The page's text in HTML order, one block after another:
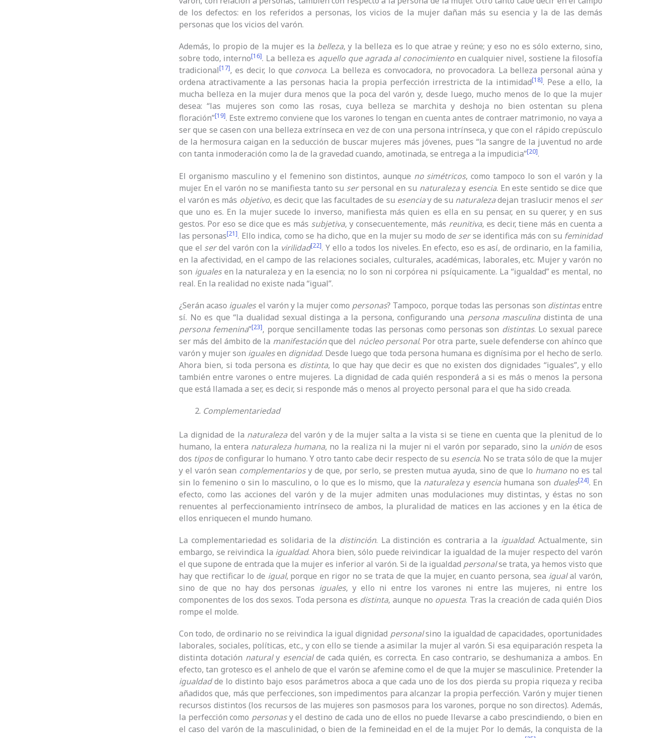
de los defectos: en los referidos a personas, los vicios de la mujer dañan más su esencia y la de las demás
personas que los vicios del varón.
Además, lo propio de la mujer es la belleza, y la belleza es lo que atrae y reúne; y eso no es sólo externo, sino,
sobre todo, interno[16]. La belleza es aquello que agrada al conocimientoen cualquier nivel, sostiene la filosofía
tradicional[17], es decir, lo que convoca. La belleza es convocadora, no provocadora. La belleza personal aúna y
ordena atractivamente a las personas hacia la propia perfección irrestricta de la intimidad[18]. Pese a ello, la
mucha belleza en la mujer dura menos que la poca del varón y, desde luego, mucho menos de lo que la mujer
desea: “las mujeres son como las rosas, cuya belleza se marchita y deshoja no bien ostentan su plena
floración”[19]. Este extremo conviene que los varones lo tengan en cuenta antes de contraer matrimonio, no vaya a
ser que se casen con una belleza extrínseca en vez de con una persona intrínseca, y que con el rápido crepúsculo
de la hermosura caigan en la seducción de buscar mujeres más jóvenes, pues “la sangre de la juventud no arde
con tanta inmoderación como la de la gravedad cuando, amotinada, se entrega a la impudicia”[20].
El organismo masculino y el femenino son distintos, aunque no simétricos, como tampoco lo son el varón y la
mujer. En el varón no se manifiesta tanto su serpersonal en su naturalezay esencia. En este sentido se dice que
el varón es más objetivo, es decir, que las facultades de su esenciay de su naturalezadejan traslucir menos el ser
que uno es. En la mujer sucede lo inverso, manifiesta más quien es ella en su pensar, en su querer, y en sus
gestos. Por eso se dice que es más subjetiva, y consecuentemente, más reunitiva, es decir, tiene más en cuenta a
las personas[21]. Ello indica, como se ha dicho, que en la mujer su modo de serse identifica más con su feminidad
que el serdel varón con la virilidad[22]. Y ello a todos los niveles. En efecto, eso es así, de ordinario, en la familia,
en la afectividad, en el campo de las relaciones sociales, culturales, académicas, laborales, etc. Mujer y varón no
son igualesen la naturaleza y en la esencia; no lo son ni corpórea ni psíquicamente. La “igualdad” es mental, no
real. En la realidad no existe nada “igual”.
¿Serán acaso igualesel varón y la mujer como personas? Tampoco, porque todas las personas son distintasentre
sí. No es que “la dualidad sexual distinga a la persona, configurando una persona masculinadistinta de una
persona femenina”[23], porque sencillamente todas las personas como personas son distintas. Lo sexual parece
ser más del ámbito de la manifestaciónque del núcleo personal. Por otra parte, suele defenderse con ahínco que
varón y mujer son igualesen dignidad. Desde luego que toda persona humana es dignísima por el hecho de serlo.
Ahora bien, si toda persona es distinta, lo que hay que decir es que no existen dos dignidades “iguales”, y ello
también entre varones o entre mujeres. La dignidad de cada quién responderá a si es más o menos la persona
que está llamada a ser, es decir, si responde más o menos al proyecto personal para el que ha sido creada.
Complementariedad
La dignidad de la naturalezadel varón y de la mujer salta a la vista si se tiene en cuenta que la plenitud de lo
humano, la entera naturaleza humana, no la realiza ni la mujer ni el varón por separado, sino la uniónde esos
dos tiposde configurar lo humano. Y otro tanto cabe decir respecto de su esencia. No se trata sólo de que la mujer
y el varón sean complementariosy de que, por serlo, se presten mutua ayuda, sino de que lo humano no es tal
sin lo femenino o sin lo masculino, o lo que es lo mismo, que la naturalezay esenciahumana son duales[24]. En
efecto, como las acciones del varón y de la mujer admiten unas modulaciones muy distintas, y éstas no son
renuentes al perfeccionamiento intrínseco de ambos, la pluralidad de matices en las acciones y en la ética de
ellos enriquecen el mundo humano.
La complementariedad es solidaria de la distinción. La distinción es contraria a la igualdad. Actualmente, sin
embargo, se reivindica la igualdad. Ahora bien, sólo puede reivindicar la igualdad de la mujer respecto del varón
el que supone de entrada que la mujer es inferior al varón. Si de la igualdad personalse trata, ya hemos visto que
hay que rectificar lo de igual, porque en rigor no se trata de que la mujer, en cuanto persona, sea igualal varón,
sino de que no hay dos personas iguales, y ello ni entre los varones ni entre las mujeres, ni entre los
componentes de los dos sexos. Toda persona es distinta, aunque no opuesta. Tras la creación de cada quién Dios
rompe el molde.
Con todo, de ordinario no se reivindica la igual dignidad personalsino la igualdad de capacidades, oportunidades
laborales, sociales, políticas, etc., y con ello se tiende a asimilar la mujer al varón. Si esa equiparación respeta la
distinta dotación naturaly esencialde cada quién, es correcta. En caso contrario, se deshumaniza a ambos. En
efecto, tan grotesco es el anhelo de que el varón se afemine como el de que la mujer se masculinice. Pretender la
igualdadde lo distinto bajo esos parámetros aboca a que cada uno de los dos pierda su propia riqueza y reciba
añadidos que, más que perfecciones, son impedimentos para alcanzar la propia perfección. Varón y mujer tienen
recursos distintos (los recursos de las mujeres son pasmosos para los varones, porque no son directos). Además,
la perfección como personasy el destino de cada uno de ellos no puede llevarse a cabo prescindiendo, o bien en
el caso del varón de la masculinidad, o bien de la femineidad en el de la mujer. Por lo demás, la conquista de la